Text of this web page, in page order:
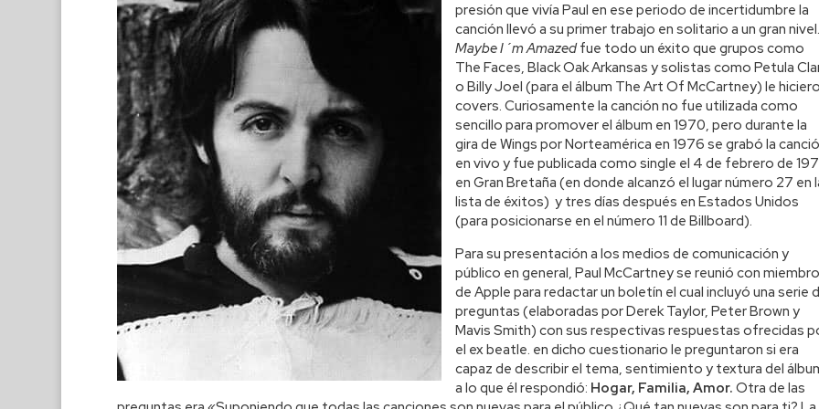
presión que vivía Paul en ese periodo de incertidumbre la
canción llevó a su primer trabajo en solitario a un gran nivel.
Maybe I´m Amazedfue todo un éxito que grupos como
The Faces, Black Oak Arkansas y solistas como Petula
o Billy Joel (para el álbum The Art Of McCartney) le
covers. Curiosamente la canción no fue utilizada como
sencillo para promover el álbum en 1970, pero durante la
gira de Wings por Norteamérica en 1976 se grabó la
en vivo y fue publicada como single el 4 de febrero de
en Gran Bretaña (en donde alcanzó el lugar número 27 en
lista de éxitos) y tres días después en Estados Unidos
(para posicionarse en el número 11 de Billboard).
Para su presentación a los medios de comunicación y
público en general, Paul McCartney se reunió con
de Apple para redactar un boletín el cual incluyó una serie
preguntas (elaboradas por Derek Taylor, Peter Brown y
Mavis Smith) con sus respectivas respuestas ofrecidas
el ex beatle. en dicho cuestionario le preguntaron si era
capaz de describir el tema, sentimiento y textura del
a lo que él respondió: Hogar, Familia, Amor. Otra de las